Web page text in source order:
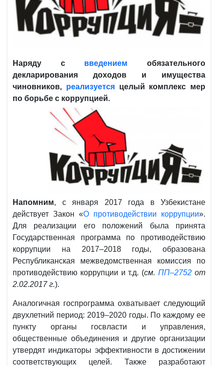
Наряду с введением обязательного
декларирования доходов и имущества
чиновников, реализуетсяцелый комплекс мер
по борьбе с коррупцией.
Напомним, с января 2017 года в Узбекистане
действует Закон «О противодействии коррупции».
Для реализации его положений была принята
Государственная программа по противодействию
коррупции на 2017–2018 годы, образована
Республиканская межведомственная комиссия по
противодействию коррупции и т.д. (см.ПП–2752 от
2.02.2017 г.).
Аналогичная госпрограмма охватывает следующий
двухлетний период: 2019–2020 годы. По каждому ее
пункту органы госвласти и управления,
общественные объединения и другие организации
утвердят индикаторы эффективности в достижении
соответствующих целей. Также разработают